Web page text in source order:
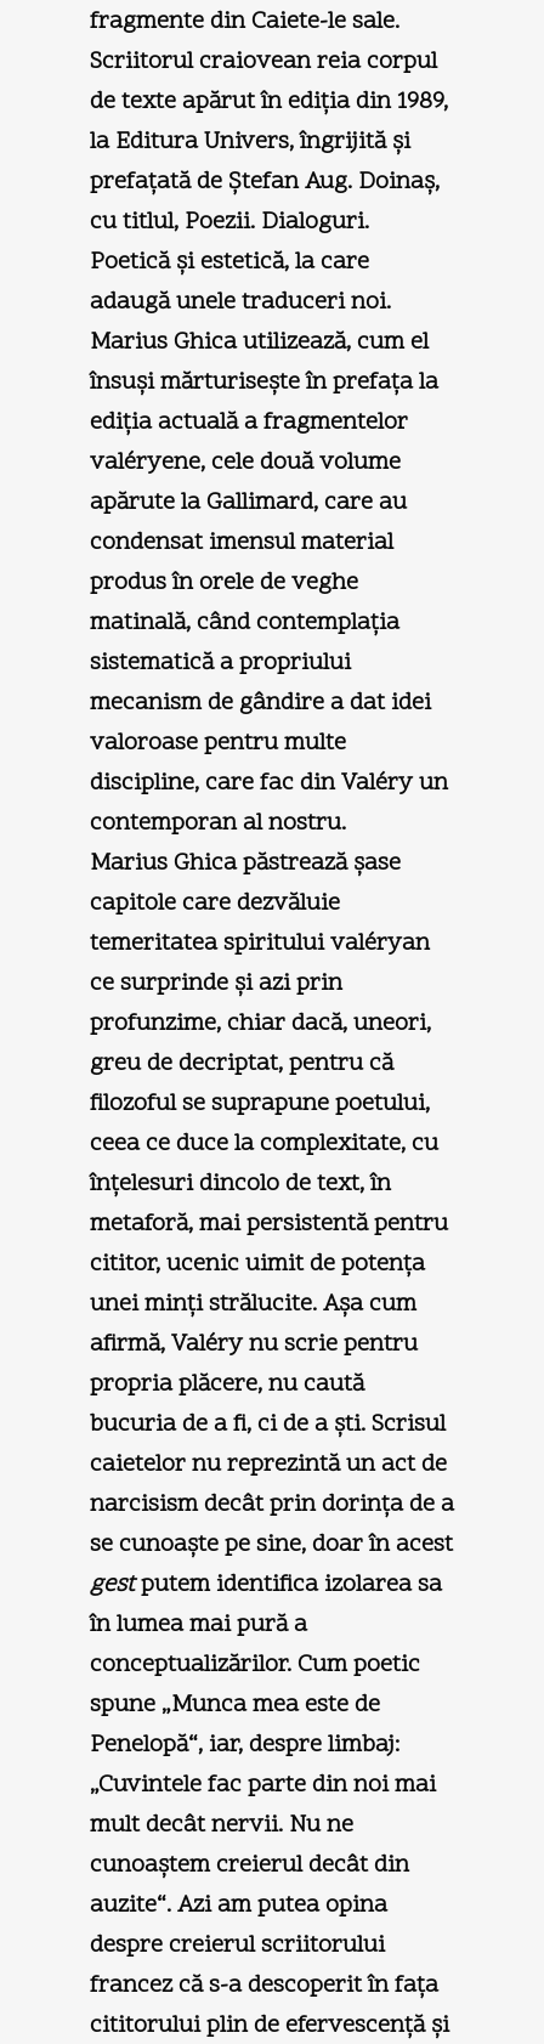
fragmente din Caiete-le sale.
Scriitorul craiovean reia corpul
de texte apărut în ediţia din 1989,
la Editura Univers, îngrijită şi
prefaţată de Ştefan Aug. Doinaş,
cu titlul, Poezii. Dialoguri.
Poetică şi estetică, la care
adaugă unele traduceri noi.
Marius Ghica utilizează, cum el
însuşi mărturiseşte în prefaţa la
ediţia actuală a fragmentelor
valéryene, cele două volume
apărute la Gallimard, care au
condensat imensul material
produs în orele de veghe
matinală, când contemplaţia
sistematică a propriului
mecanism de gândire a dat idei
valoroase pentru multe
discipline, care fac din Valéry un
contemporan al nostru.
Marius Ghica păstrează şase
capitole care dezvăluie
temeritatea spiritului valéryan
ce surprinde şi azi prin
profunzime, chiar dacă, uneori,
greu de decriptat, pentru că
filozoful se suprapune poetului,
ceea ce duce la complexitate, cu
înţelesuri dincolo de text, în
metaforă, mai persistentă pentru
cititor, ucenic uimit de potenţa
unei minţi strălucite. Aşa cum
afirmă, Valéry nu scrie pentru
propria plăcere, nu caută
bucuria de a fi, ci de a şti. Scrisul
caietelor nu reprezintă un act de
narcisism decât prin dorinţa de a
se cunoaşte pe sine, doar în acest
gestputem identifica izolarea sa
în lumea mai pură a
conceptualizărilor. Cum poetic
spune „Munca mea este de
Penelopă“, iar, despre limbaj:
„Cuvintele fac parte din noi mai
mult decât nervii. Nu ne
cunoaştem creierul decât din
auzite“. Azi am putea opina
despre creierul scriitorului
francez că s-a descoperit în faţa
cititorului plin de efervescenţă şi